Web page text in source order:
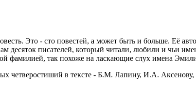
Это - сто повестей, а может быть и больше. Её
десяток писателей, который читали, любили и чьи
фамилией, так похоже на ласкающие слух имена
четверостиший в тексте - Б.М. Лапину, И.А.